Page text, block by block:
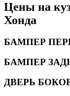
Цены на
Хонда
БАМПЕР
БАМПЕР
ДВЕРЬ